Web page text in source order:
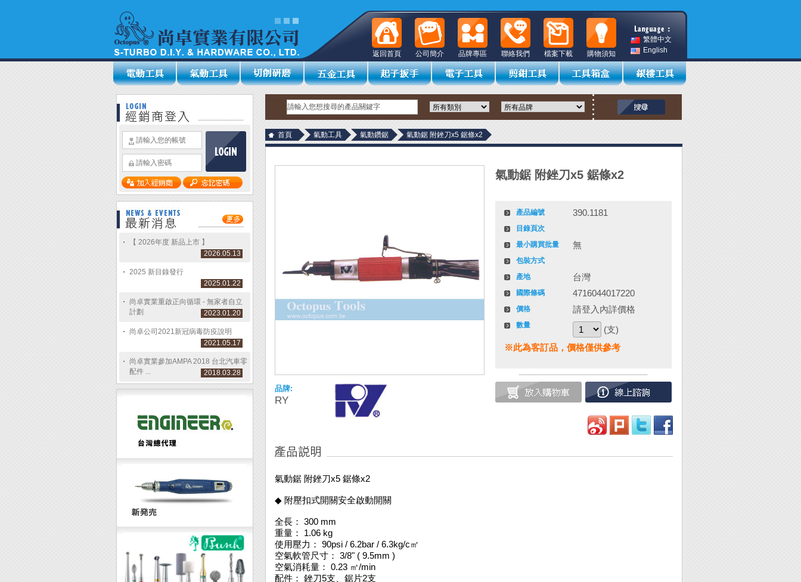
繁體中文
English
購物須知
檔案下載
聯絡我們
品牌專區
公司簡介
返回首頁
【 2026年度 新品上市 】
2026.05.13
2025 新目錄發行
2025.01.22
尚卓實業重啟正向循環 - 無家者自立
計劃
2023.01.20
尚卓公司2021新冠病毒防疫說明
2021.05.17
尚卓實業參加AMPA 2018 台北汽車零
配件 ...
2018.03.28
首頁 氣動工具 氣動鑽鋸 氣動鋸 附銼刀x5 鋸條x2
品牌:
RY
氣動鋸 附銼刀x5 鋸條x2
產品編號 390.1181
目錄頁次
最小購買批量
無
包裝方式
產地
台灣
國際條碼 4716044017220
價格 請登入內詳價格
數量
(支)
※此為客訂品，價格僅供參考
氣動鋸 附銼刀x5 鋸條x2
◆ 附壓扣式開關安全啟動開關
全長： 300 mm
重量： 1.06 kg
使用壓力： 90psi / 6.2bar / 6.3kg/c㎡
空氣軟管尺寸： 3/8" ( 9.5mm )
空氣消耗量： 0.23 ㎥/min
配件： 銼刀5支、鋸片2支